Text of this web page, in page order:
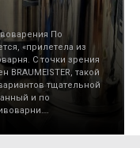
По
«прилетела из
С точки зрения
BRAUMEISTER, такой
тщательной
и по